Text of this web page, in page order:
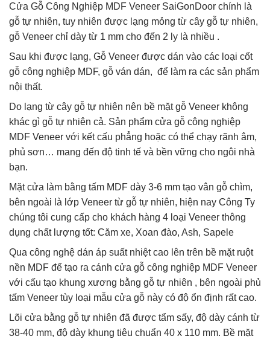
Cửa Gỗ Công Nghiệp MDF Veneer SaiGonDoor chính là
gỗ tự nhiên, tuy nhiên được lạng mỏng từ cây gỗ tự nhiên,
gỗ Veneer chỉ dày từ 1 mm cho đến 2 ly là nhiều .
Sau khi được lạng, Gỗ Veneer được dán vào các loại cốt
gỗ công nghiệp MDF, gỗ ván dán, để làm ra các sản phẩm
nội thất.
Do lạng từ cây gỗ tự nhiên nên bề mặt gỗ Veneer không
khác gì gỗ tự nhiên cả. Sản phẩm cửa gỗ công nghiệp
MDF Veneer với kết cấu phẳng hoặc có thể chạy rãnh âm,
phủ sơn… mang đến độ tinh tế và bền vững cho ngôi nhà
bạn.
Mặt cửa làm bằng tấm MDF dày 3-6 mm tạo vân gỗ chìm,
bên ngoài là lớp Veneer từ gỗ tự nhiên, hiện nay Công Ty
chúng tôi cung cấp cho khách hàng 4 loại Veneer thông
dụng chất lượng tốt: Căm xe, Xoan đào, Ash, Sapele
Qua công nghệ dán áp suất nhiệt cao lên trên bề mặt ruột
nền MDF để tạo ra cánh cửa gỗ công nghiệp MDF Veneer
với cấu tạo khung xương bằng gỗ tự nhiên , bên ngoài phủ
tấm Veneer tùy loại mẫu cửa gỗ này có độ ổn định rất cao.
Lõi cửa bằng gỗ tự nhiên đã được tẩm sấy, độ dày cánh từ
38-40 mm, độ dày khung tiêu chuẩn 40 x 110 mm. Bề mặt